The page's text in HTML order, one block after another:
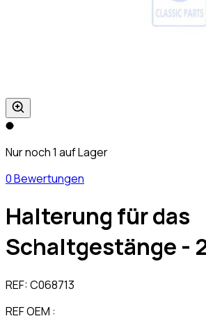
Nur noch 1 auf Lager
0 Bewertungen
Halterung für das
Schaltgestänge -
REF:C068713
REF OEM :